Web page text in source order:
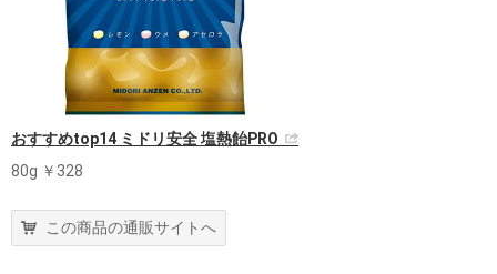
おすすめtop14 ミドリ安全 塩熱飴PRO
80g ￥328
この商品の通販サイトへ